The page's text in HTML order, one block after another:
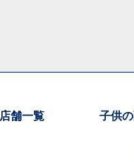
店舗一覧 子供